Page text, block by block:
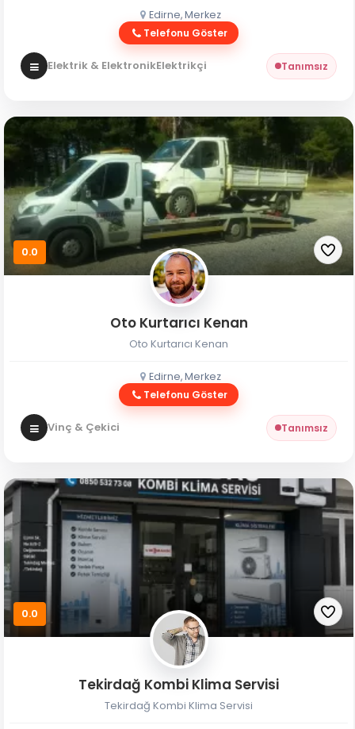
Edirne, Merkez
Telefonu Göster
Elektrik & ElektronikElektrikçi Tanımsız
0.0
Oto Kurtarıcı Kenan
Oto Kurtarıcı Kenan
Edirne, Merkez
Telefonu Göster
Vinç & Çekici Tanımsız
0.0
Tekirdağ Kombi Klima Servisi
Tekirdağ Kombi Klima Servisi